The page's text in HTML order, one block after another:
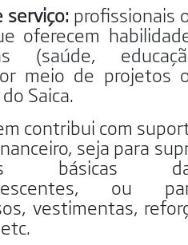
serviço: profissionais
oferecem
(saúde,
meio de projetos
Saica.
contribui com
seja para
básicas
ou
vestimentas,